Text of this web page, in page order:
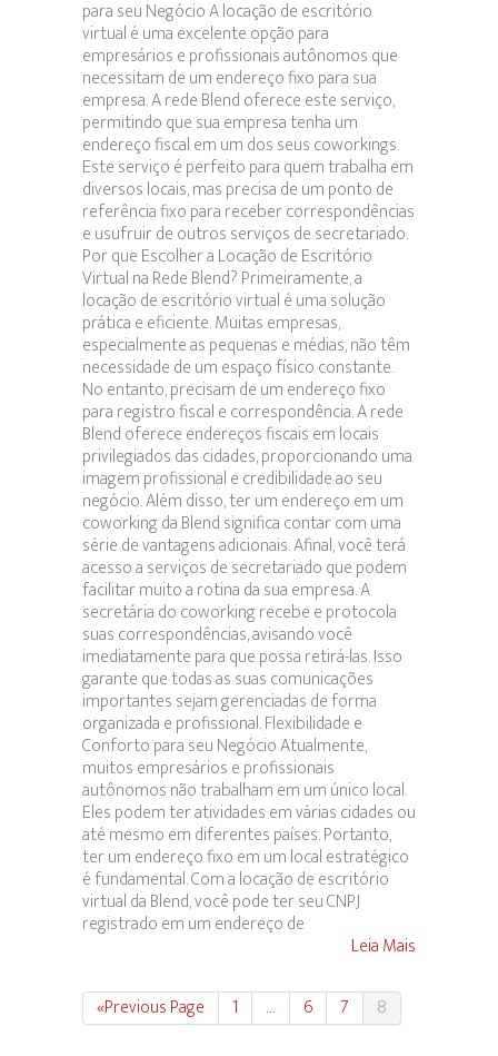
para seu Negócio A locação de escritório
virtual é uma excelente opção para
empresários e profissionais autônomos que
necessitam de um endereço fixo para sua
empresa. A rede Blend oferece este serviço,
permitindo que sua empresa tenha um
endereço fiscal em um dos seus coworkings.
Este serviço é perfeito para quem trabalha em
diversos locais, mas precisa de um ponto de
referência fixo para receber correspondências
e usufruir de outros serviços de secretariado.
Por que Escolher a Locação de Escritório
Virtual na Rede Blend? Primeiramente, a
locação de escritório virtual é uma solução
prática e eficiente. Muitas empresas,
especialmente as pequenas e médias, não têm
necessidade de um espaço físico constante.
No entanto, precisam de um endereço fixo
para registro fiscal e correspondência. A rede
Blend oferece endereços fiscais em locais
privilegiados das cidades, proporcionando uma
imagem profissional e credibilidade ao seu
negócio. Além disso, ter um endereço em um
coworking da Blend significa contar com uma
série de vantagens adicionais. Afinal, você terá
acesso a serviços de secretariado que podem
facilitar muito a rotina da sua empresa. A
secretária do coworking recebe e protocola
suas correspondências, avisando você
imediatamente para que possa retirá-las. Isso
garante que todas as suas comunicações
importantes sejam gerenciadas de forma
organizada e profissional. Flexibilidade e
Conforto para seu Negócio Atualmente,
muitos empresários e profissionais
autônomos não trabalham em um único local.
Eles podem ter atividades em várias cidades ou
até mesmo em diferentes países. Portanto,
ter um endereço fixo em um local estratégico
é fundamental. Com a locação de escritório
virtual da Blend, você pode ter seu CNPJ
registrado em um endereço de
Leia Mais
«Previous Page 1 … 6 7 8